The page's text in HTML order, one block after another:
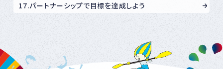
17.パートナーシップで目標を達成しよう